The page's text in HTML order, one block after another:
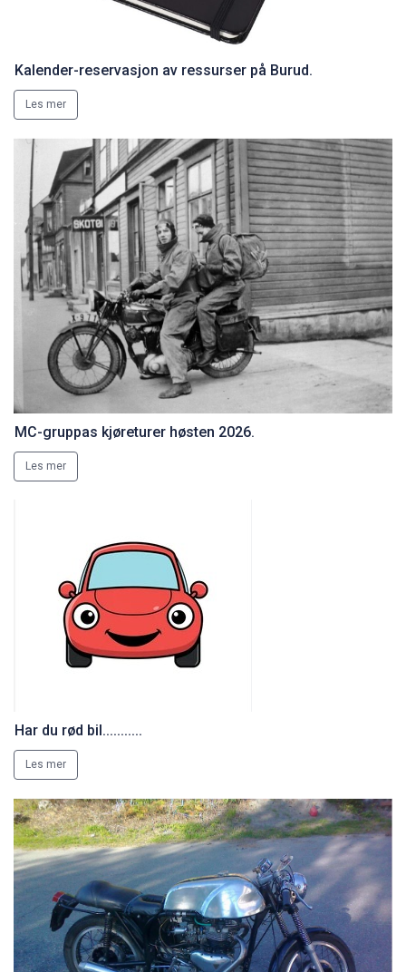
Kalender-reservasjon av ressurser på Burud.
Les mer
MC-gruppas kjøreturer høsten 2026.
Les mer
Har du rød bil...........
Les mer